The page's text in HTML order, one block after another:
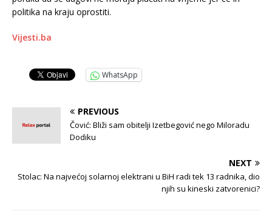
politika na kraju oprostiti.
Vijesti.ba
WhatsApp
PREVIOUS
Čović: Bliži sam obitelji Izetbegović nego Miloradu
Dodiku
NEXT
Stolac: Na najvećoj solarnoj elektrani u BiH radi tek 13 radnika, dio
njih su kineski zatvorenici?